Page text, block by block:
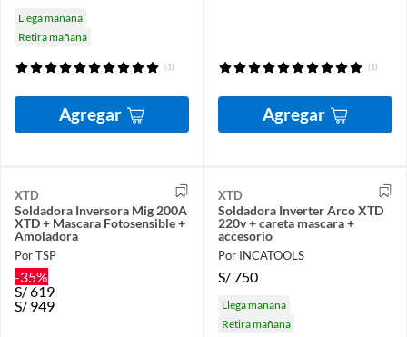
Llega mañana
Retira mañana
(1)
Agregar
(1)
Agregar
XTD
Soldadora Inversora Mig 200A
XTD + Mascara Fotosensible +
Amoladora
Por TSP
-35%
S/619
S/ 949
XTD
Soldadora Inverter Arco XTD
220v + careta mascara +
accesorio
Por INCATOOLS
S/750
Llega mañana
Retira mañana